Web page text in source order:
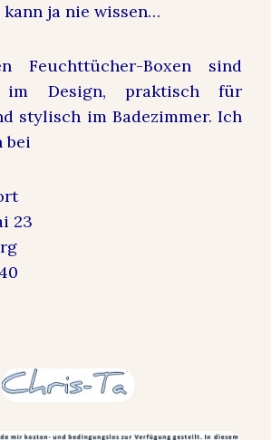
kann ja nie wissen…
Feuchttücher-Boxen sind
Design, praktisch für
stylisch im Badezimmer. Ich
bei
23